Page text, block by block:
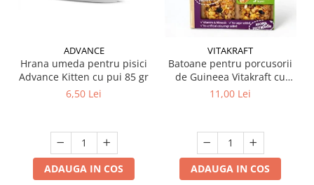
ADVANCE
Hrana umeda pentru pisici
Advance Kitten cu pui 85 gr
6,50 Lei
ADAUGA IN COS
VITAKRAFT
Batoane pentru porcusorii
de Guineea Vitakraft cu
struguri & nuci 2 buc
11,00 Lei
ADAUGA IN COS